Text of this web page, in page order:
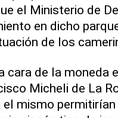
el Ministerio de
en dicho
de los
cara de la moneda
Micheli de La
el mismo